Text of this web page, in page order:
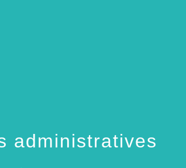
administratives